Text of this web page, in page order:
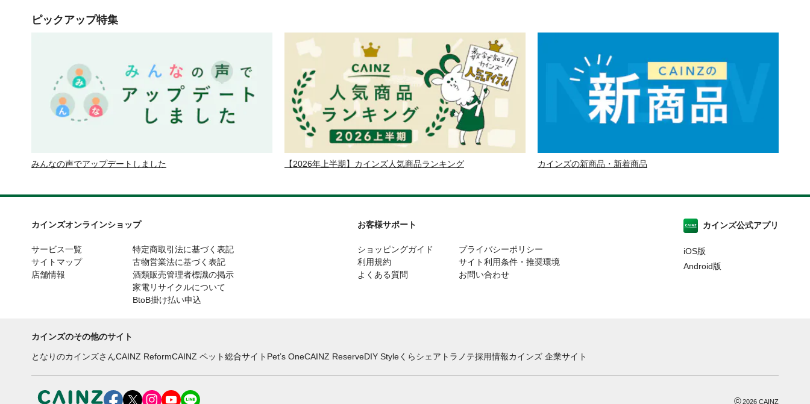
ピックアップ特集
みんなの声でアップデートしました 【2026年上半期】カインズ人気商品ランキング カインズの新商品・新着商品
カインズオンラインショップ
サービス一覧
サイトマップ
店舗情報
特定商取引法に基づく表記
古物営業法に基づく表記
酒類販売管理者標識の掲示
家電リサイクルについて
BtoB掛け払い申込
お客様サポート
ショッピングガイド
利用規約
よくある質問
プライバシーポリシー
サイト利用条件・推奨環境
お問い合わせ
カインズ公式アプリ
iOS版
Android版
カインズのその他のサイト
となりのカインズさんCAINZ ReformCAINZ ペット総合サイト Pet’s OneCAINZ ReserveDIY Styleくらシェア トラノテ採用情報カインズ 企業サイト
©2026 CAINZ